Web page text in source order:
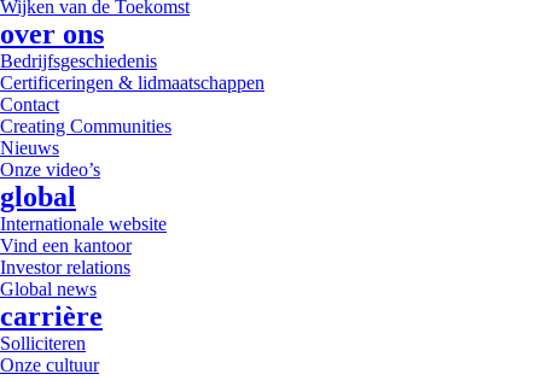
Wijken van de Toekomst
over ons
Bedrijfsgeschiedenis
Certificeringen & lidmaatschappen
Contact
Creating Communities
Nieuws
Onze video’s
global
Internationale website
Vind een kantoor
Investor relations
Global news
carrière
Solliciteren
Onze cultuur